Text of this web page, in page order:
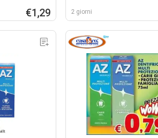
€1,29 2 giorni